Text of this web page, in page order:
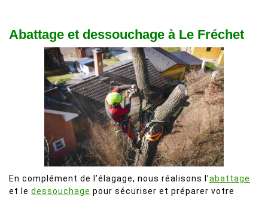
Abattage et dessouchage à Le Fréchet
En complément de l’élagage, nous réalisons l’abattage
et le dessouchage pour sécuriser et préparer votre